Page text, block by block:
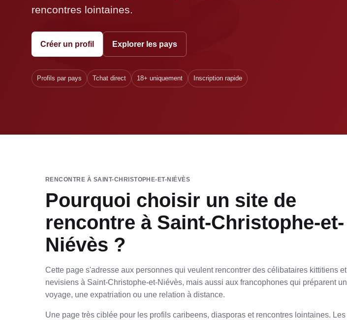
rencontres lointaines.
Créer un profil Explorer les pays
Profils par pays Tchat direct 18+ uniquement Inscription rapide
RENCONTRE À SAINT-CHRISTOPHE-ET-NIÉVÈS
Pourquoi choisir un site de
rencontre à Saint-Christophe-et-
Niévès ?
Cette page s'adresse aux personnes qui veulent rencontrer des célibataires kittitiens et
nevisiens à Saint-Christophe-et-Niévès, mais aussi aux francophones qui préparent un
voyage, une expatriation ou une relation à distance.
Une page très ciblée pour les profils caribeens, diasporas et rencontres lointaines. Les